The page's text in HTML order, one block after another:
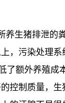
养生猪排泄的
，污染处理
了额外养殖成
控制质量，生